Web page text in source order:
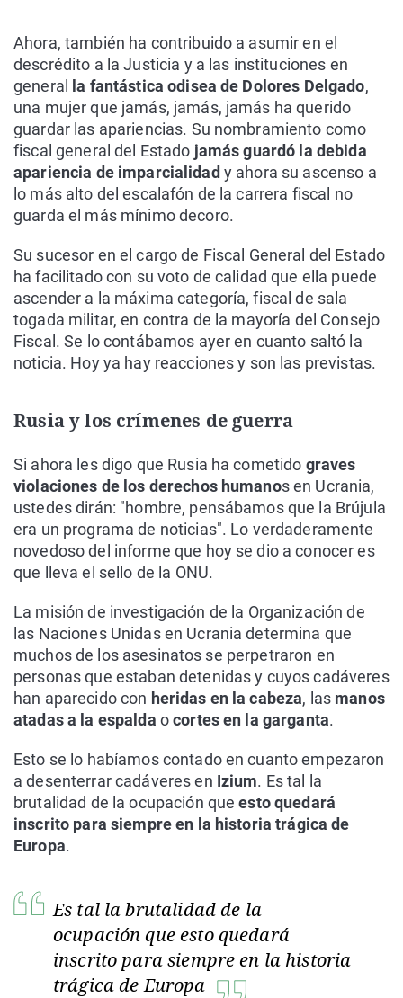
Ahora, también ha contribuido a asumir en el
descrédito a la Justicia y a las instituciones en
general
la fantástica odisea de Dolores Delgado,
una mujer que jamás, jamás, jamás ha querido
guardar las apariencias. Su nombramiento como
fiscal general del Estado jamás guardó la debida
apariencia de imparcialidad y ahora su ascenso a
lo más alto del escalafón de la carrera fiscal no
guarda el más mínimo decoro.
Su sucesor en el cargo de Fiscal General del Estado
ha facilitado con su voto de calidad que ella puede
ascender a la máxima categoría, fiscal de sala
togada militar, en contra de la mayoría del Consejo
Fiscal. Se lo contábamos ayer en cuanto saltó la
noticia. Hoy ya hay reacciones y son las previstas.
Rusia y los crímenes de guerra
Si ahora les digo que Rusia ha cometido graves
violaciones de los derechos humanos en Ucrania,
ustedes dirán: "hombre, pensábamos que la Brújula
era un programa de noticias". Lo verdaderamente
novedoso del informe que hoy se dio a conocer es
que lleva el sello de la ONU.
La misión de investigación de la Organización de
las Naciones Unidas en Ucrania determina que
muchos de los asesinatos se perpetraron en
personas que estaban detenidas y cuyos cadáveres
han aparecido con heridas en la cabeza, las manos
atadas a la espalda ocortes en la garganta.
Esto se lo habíamos contado en cuanto empezaron
a desenterrar cadáveres en Izium. Es tal la
brutalidad de la ocupación queesto quedará
inscrito para siempre en la historia trágica de
Europa.
Es tal la brutalidad de la
ocupación que esto quedará
inscrito para siempre en la historia
trágica de Europa